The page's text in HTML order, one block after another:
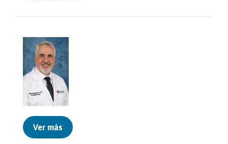
Ver más